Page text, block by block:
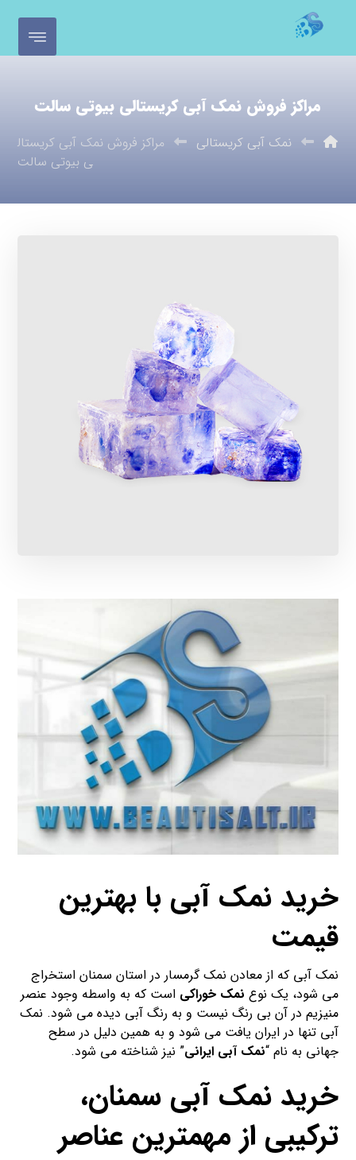
مراکز فروش نمک آبی کریستالی بیوتی سالت
نمک آبی کریستالی
مراکز فروش نمک آبی کریستال
ی بیوتی سالت
خرید نمک آبی با بهترین
قیمت
نمک آبی که از معادن نمک گرمسار در استان سمنان استخراج
می شود، یک نوع نمک خوراکی است که به واسطه وجود عنصر
منیزیم در آن بی رنگ نیست و به رنگ آبی دیده می شود. نمک
آبی تنها در ایران یافت می شود و به همین دلیل در سطح
جهانی به نام “نمک آبی ایرانی” نیز شناخته می شود.
خرید نمک آبی سمنان،
ترکیبی از مهمترین عناصر